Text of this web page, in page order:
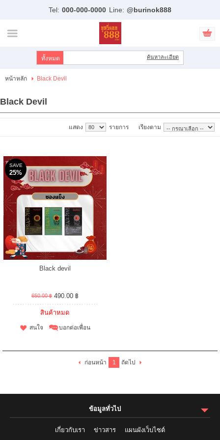
สมัครสมาชิก
สินค้าที่สนใจ
หน้าหลัก
บัญชีผู้ใช้
ขั้นตอนการสั่งซื้อ
แจ้งชำระเงิน
Tel: 000-000-0000 Line: @burinok888
ค้นหาละเอียด
หน้าหลัก Black Devil
Black Devil
เรียงตาม
แสดง รายการ
Black devil
650.00 ฿ 490.00 ฿
SAVE
25%
สินค้าหมด
สนใจ บอกต่อเพื่อน
ก่อนหน้า 1 ถัดไป
ข้อมูลทั่วไป
เกี่ยวกับเรา ข่าวสาร แผนผังเว็บไซต์